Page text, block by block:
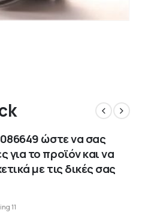
ώστε να σας
το προϊόν και να
με τις δικές σας
11